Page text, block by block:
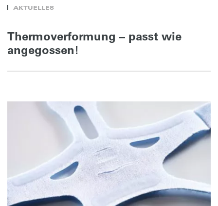
AKTUELLES
Thermoverformung – passt wie
angegossen!